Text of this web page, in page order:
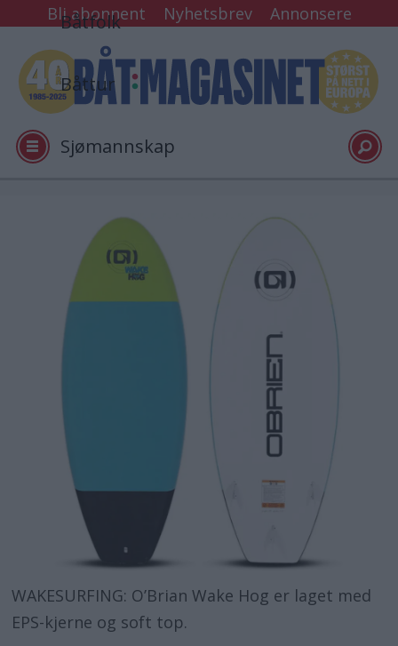
Bli abonnent Nyhetsbrev Annonsere
Båtfolk
Båttur
Sjømannskap
Arkiv
Video
WAKESURFING: O’Brian Wake Hog er laget med
EPS-kjerne og soft top.